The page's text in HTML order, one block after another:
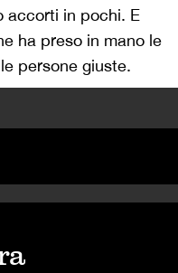
accorti in pochi. E
ha preso in mano le
persone giuste.